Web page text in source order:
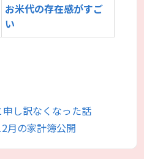
お米代の存在感がすご
い
し訳なくなった話
月の家計簿公開